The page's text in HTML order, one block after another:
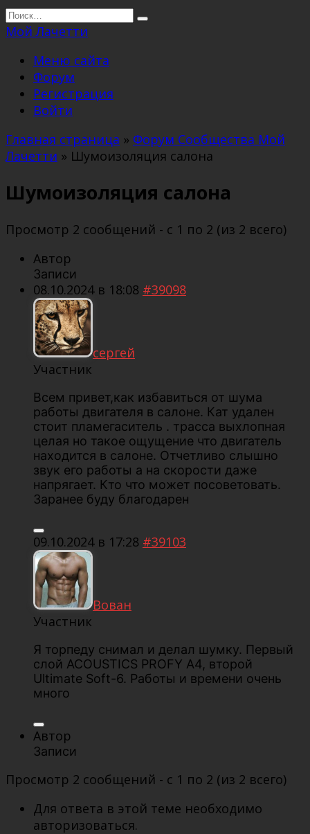
Перейти
к
Search
for:
Мой Лачетти
Меню сайта
Форум
Регистрация
Войти
Главная страница » Форум Сообщества Мой
Лачетти » Шумоизоляция салона
Шумоизоляция салона
Просмотр 2 сообщений - с 1 по 2 (из 2 всего)
Автор
Записи
08.10.2024 в 18:08 #39098
сергей
Участник
Всем привет,как избавиться от шума
работы двигателя в салоне. Кат удален
стоит пламегаситель . трасса выхлопная
целая но такое ощущение что двигатель
находится в салоне. Отчетливо слышно
звук его работы а на скорости даже
напрягает. Кто что может посоветовать.
Заранее буду благодарен
09.10.2024 в 17:28 #39103
Вован
Участник
Я торпеду снимал и делал шумку. Первый
слой ACOUSTICS PROFY A4, второй
Ultimate Soft-6. Работы и времени очень
много
Автор
Записи
Просмотр 2 сообщений - с 1 по 2 (из 2 всего)
Для ответа в этой теме необходимо
авторизоваться.